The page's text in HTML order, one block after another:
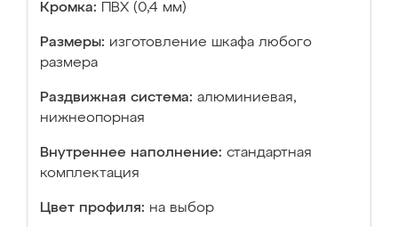
Кромка: ПВХ (0,4 мм)
Размеры: изготовление шкафа любого
размера
Раздвижная система: алюминиевая,
нижнеопорная
Внутреннее наполнение: стандартная
комплектация
Цвет профиля: на выбор